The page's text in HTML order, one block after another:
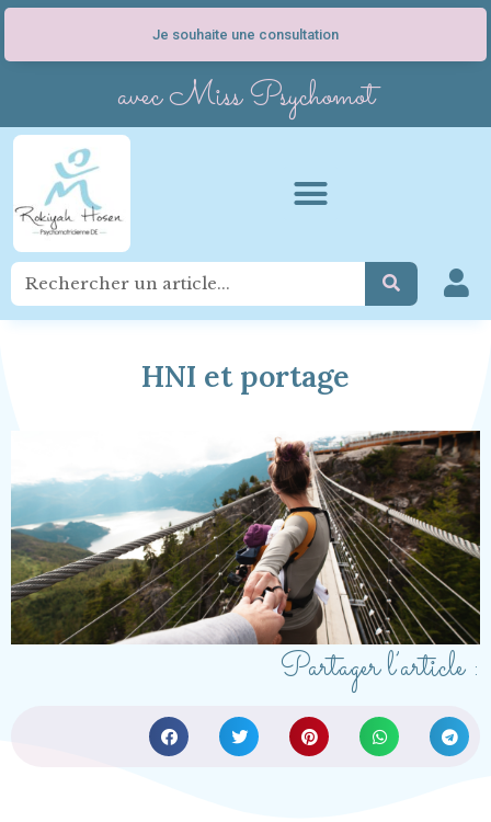
Je souhaite une consultation
avec Miss Psychomot
HNI et portage
Partager l’article :